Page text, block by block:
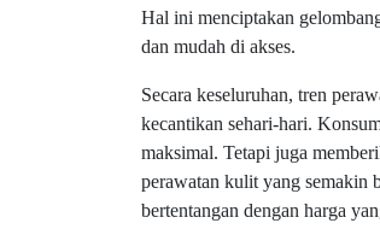
Hal ini menciptakan
dan mudah di akses.
Secara keseluruhan, tren
kecantikan sehari-hari.
maksimal. Tetapi juga
perawatan kulit yang semakin
bertentangan dengan harga